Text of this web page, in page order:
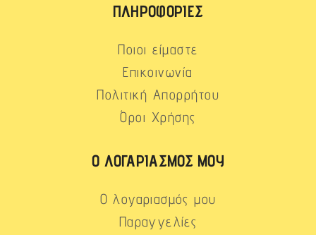
ΠΛΗΡΟΦΟΡΊΕΣ
Ποιοι είμαστε
Επικοινωνία
Πολιτική Απορρήτου
Όροι Χρήσης
Ο ΛΟΓΑΡΙΑΣΜΌΣ ΜΟΥ
Ο λογαριασμός μου
Παραγγελίες